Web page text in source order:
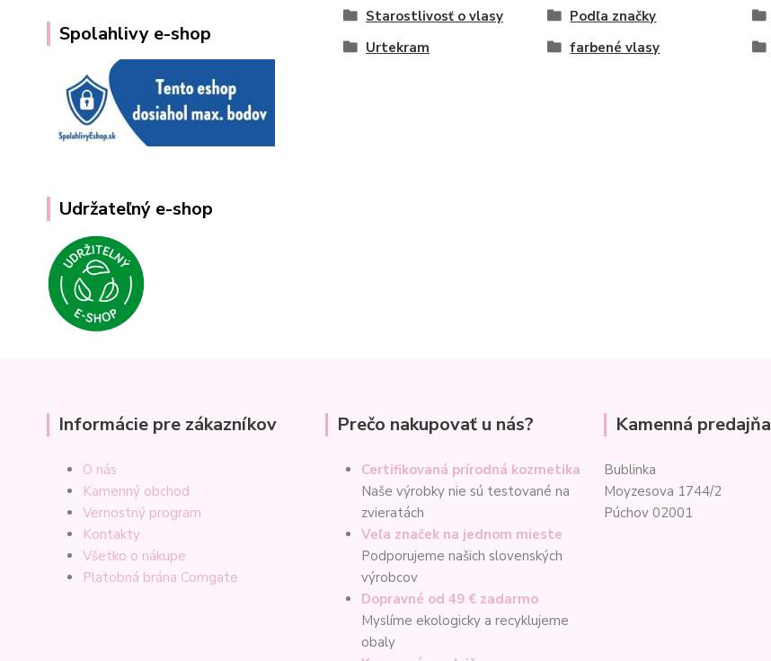
Spolahlivy e-shop
Udržateľný e-shop
Starostlivosť o vlasy Podľa značky
Urtekram
farbené vlasy
Informácie pre zákazníkov
O nás
Kamenný obchod
Vernostný program
Kontakty
Všetko o nákupe
Platobná brána Comgate
Prečo nakupovať u nás?
Certifikovaná prírodná kozmetika
Naše výrobky nie sú testované na
zvieratách
Veľa značek na jednom mieste
Podporujeme našich slovenských
výrobcov
Dopravné od 49 € zadarmo
Myslíme ekologicky a recyklujeme
obaly
Kamenná predajňa
Bublinka
Moyzesova 1744/2
Púchov 02001